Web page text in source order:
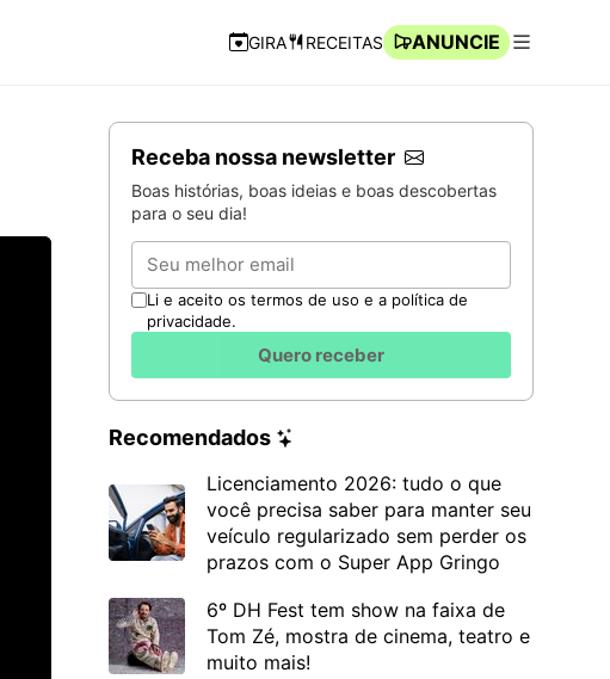
Navegação Rápida
GIRA RECEITAS
ANUNCIE
Receba nossa newsletter
Boas histórias, boas ideias e boas descobertas
para o seu dia!
Email
Li e aceito os termos de uso e a política de
privacidade.
Quero receber
Recomendados
Licenciamento 2026: tudo o que
você precisa saber para manter seu
veículo regularizado sem perder os
prazos com o Super App Gringo
6º DH Fest tem show na faixa de
Tom Zé, mostra de cinema, teatro e
muito mais!